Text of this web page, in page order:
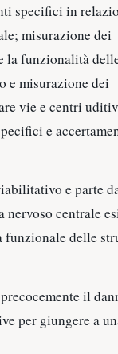
specifici in
misurazione dei
la funzionalità
e misurazione dei
vie e centri
e
e parte
nervoso centrale
funzionale delle
il
per giungere a